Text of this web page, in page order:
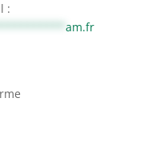
:
am.fr